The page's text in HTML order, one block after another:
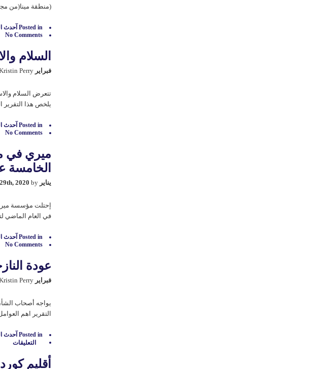
(منطقة مينا(من مجموع
Posted in آحدث
No Comments
السلام
فبراير 11th, 2020 Perry
تتعرض السلام
يلخص هذا التقرير
Posted in آحدث
No Comments
ميري في
الخامسة
يناير 29th, 2020 by میری
إحتلت مؤسسة
في العام الماضي لتصل بذلك الى
Posted in آحدث
No Comments
عودة
فبراير 19th, 2020 Perry
يواجه أصحاب
التقرير اهم
Posted in آحدث
التعليقات
أقلیم